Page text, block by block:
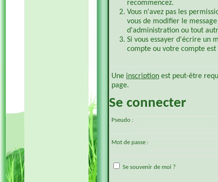
recommencez.
Vous n'avez pas les
vous de modifier le
d'administration ou tout
Si vous essayer d'écrire un
compte ou votre compte
Une inscription est peut-être
page.
Se connecter
Pseudo :
Mot de passe :
Se souvenir de moi ?